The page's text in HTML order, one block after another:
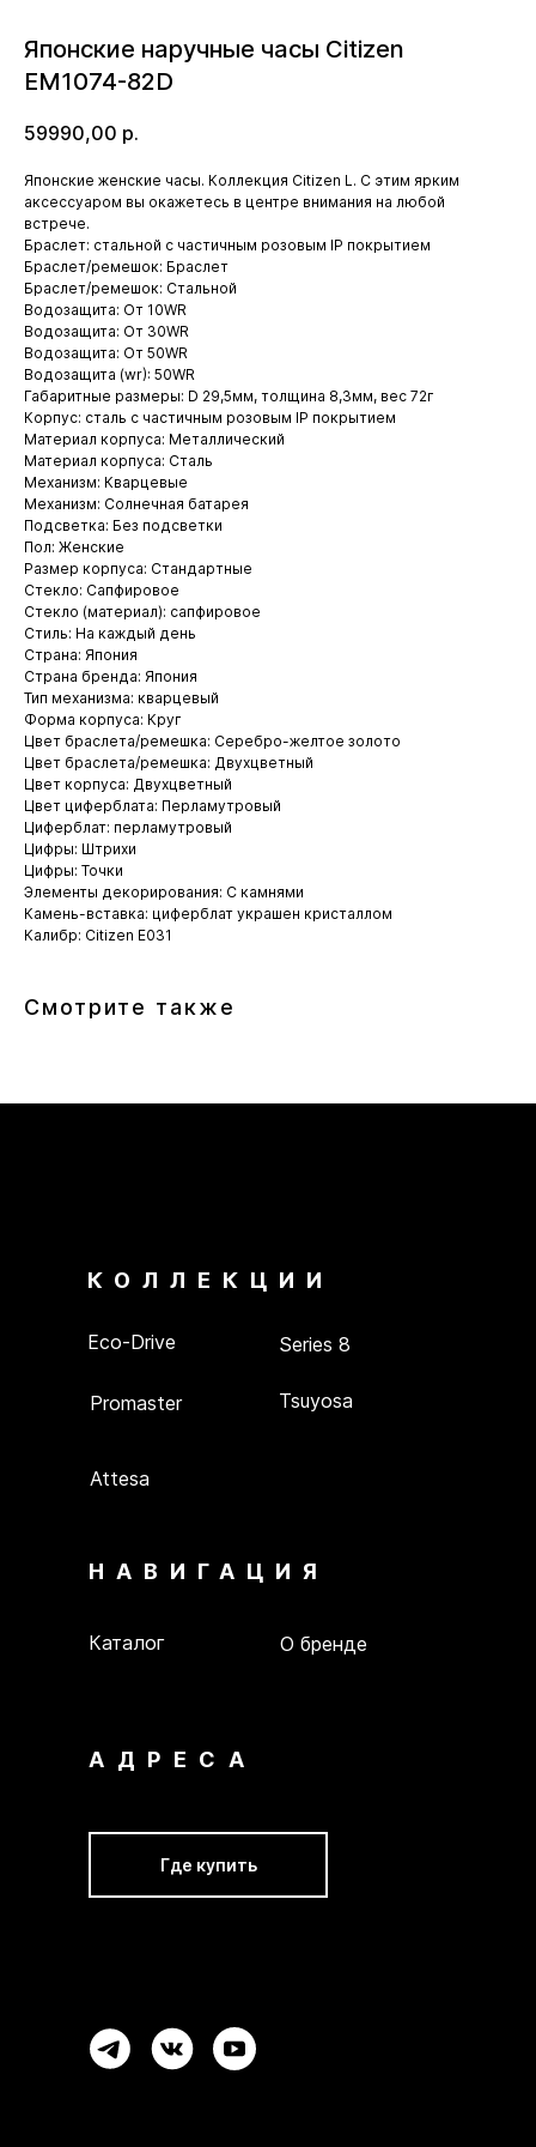
Японские наручные часы Citizen
EM1074-82D
59990,00 р.
Японские женские часы. Коллекция Citizen L. С этим ярким
аксессуаром вы окажетесь в центре внимания на любой
встрече.
Браслет: стальной с частичным розовым IP покрытием
Браслет/ремешок: Браслет
Браслет/ремешок: Стальной
Водозащита: От 10WR
Водозащита: От 30WR
Водозащита: От 50WR
Водозащита (wr): 50WR
Габаритные размеры: D 29,5мм, толщина 8,3мм, вес 72г
Корпус: сталь с частичным розовым IP покрытием
Материал корпуса: Металлический
Материал корпуса: Сталь
Механизм: Кварцевые
Механизм: Солнечная батарея
Подсветка: Без подсветки
Пол: Женские
Размер корпуса: Стандартные
Стекло: Сапфировое
Стекло (материал): сапфировое
Стиль: На каждый день
Страна: Япония
Страна бренда: Япония
Тип механизма: кварцевый
Форма корпуса: Круг
Цвет браслета/ремешка: Серебро-желтое золото
Цвет браслета/ремешка: Двухцветный
Цвет корпуса: Двухцветный
Цвет циферблата: Перламутровый
Циферблат: перламутровый
Цифры: Штрихи
Цифры: Точки
Элементы декорирования: С камнями
Камень-вставка: циферблат украшен кристаллом
Калибр: Citizen E031
Смотрите также
О бренде
Каталог
Series 8
Attesa
Promaster
АДРЕСА
НАВИГАЦИЯ
КОЛЛЕКЦИИ
Eco-Drive
Tsuyosa
Где купить